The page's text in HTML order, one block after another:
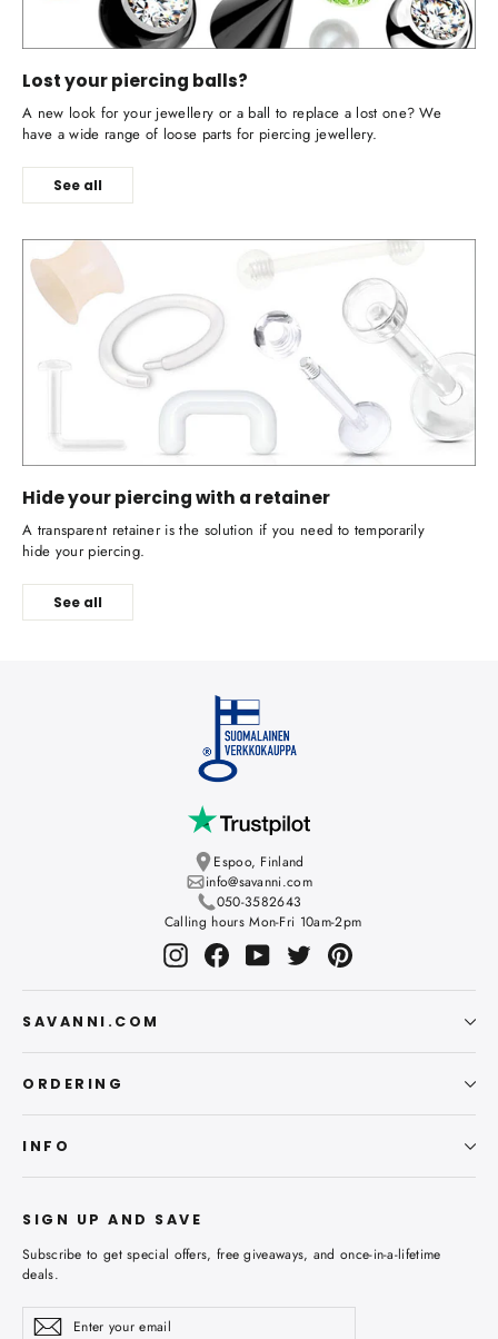
Lost your piercing balls?
A new look for your jewellery or a ball to replace a lost one? We
have a wide range of loose parts for piercing jewellery.
See all
Hide your piercing with a retainer
A transparent retainer is the solution if you need to temporarily
hide your piercing.
See all
Espoo, Finland
info@savanni.com
050-3582643
Calling hours Mon-Fri 10am-2pm
InstagramFacebookYouTubeTwitterPinterest
SAVANNI.COM
ORDERING
INFO
SIGN UP AND SAVE
Subscribe to get special offers, free giveaways, and once-in-a-lifetime
deals.
Enter
your
SubscribeSubscribe